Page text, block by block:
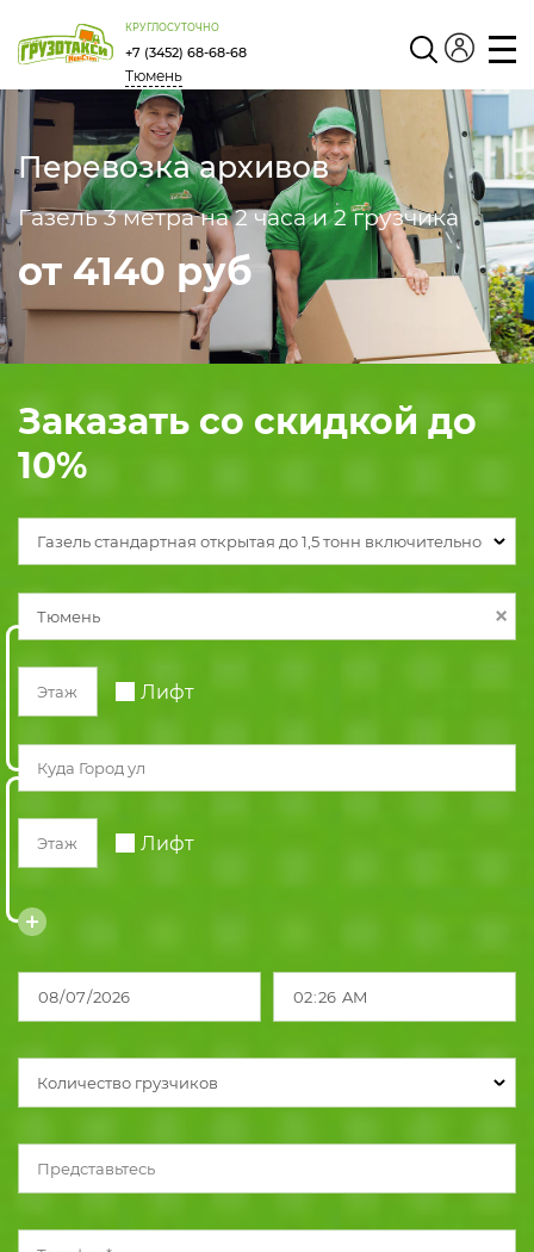
Тюмень
КРУГЛОСУТОЧНО
+7 (3452) 68-68-68
Личный
кабинет
Перевозка архивов
Газель 3 метра на 2 часа и 2 грузчика
от 4140 руб
Заказать со скидкой до
10%
Газель стандартная открытая до 1,5 тонн включительно
Лифт
Лифт
Количество грузчиков